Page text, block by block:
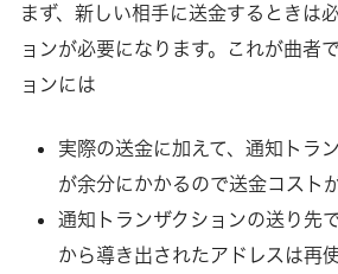
まず、新しい相手に送金するときは
ョンが必要になります。これが曲者
ョンには
実際の送金に加えて、通知トラ
が余分にかかるので送金コスト
通知トランザクションの送り先
から導き出されたアドレスは再